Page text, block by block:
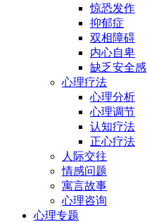
惊恐发作
抑郁症
双相障碍
内心自卑
缺乏安全感
心理疗法
心理分析
心理调节
认知疗法
正心疗法
人际交往
情感问题
寓言故事
心理咨询
心理专题